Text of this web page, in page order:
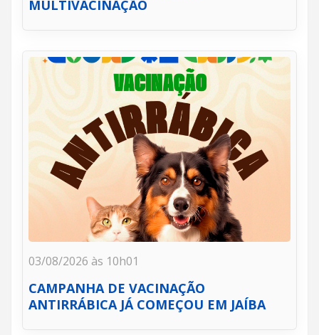
MULTIVACINAÇÃO
03/08/2026 às 10h01
CAMPANHA DE VACINAÇÃO
ANTIRRÁBICA JÁ COMEÇOU EM JAÍBA